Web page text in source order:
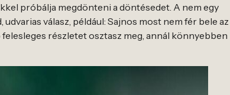
próbálja megdönteni a döntésedet. A nem egy
válasz, például: Sajnos most nem fér bele az
részletet osztasz meg, annál könnyebben